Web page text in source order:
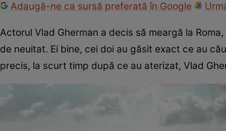
Adaugă-ne ca sursă preferată în Google
Actorul Vlad Gherman a decis să meargă la
de neuitat. Ei bine, cei doi au găsit exact ce au
precis, la scurt timp după ce au aterizat, Vlad